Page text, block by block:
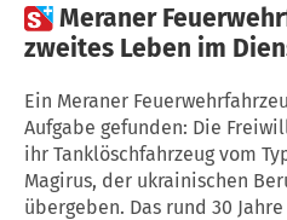
Meraner
zweites Leben im
Ein Meraner
Aufgabe gefunden: Die
ihr Tanklöschfahrzeug vom
Magirus, der ukrainischen
übergeben. Das rund 30